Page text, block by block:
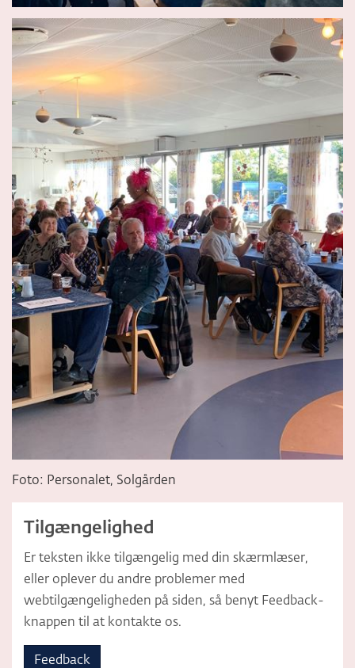
Foto: Personalet, Solgården
Tilgængelighed
Er teksten ikke tilgængelig med din skærmlæser,
eller oplever du andre problemer med
webtilgængeligheden på siden, så benyt Feedback-
knappen til at kontakte os.
Feedback